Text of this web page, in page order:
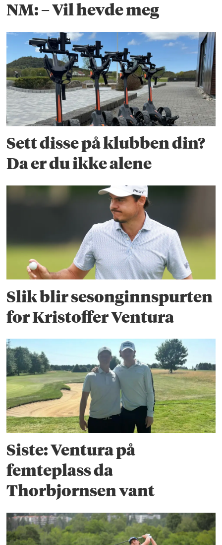
NM: – Vil hevde meg
Sett disse på klubben din?
Da er du ikke alene
Slik blir sesonginnspurten
for Kristoffer Ventura
Siste: Ventura på
femteplass da
Thorbjornsen vant